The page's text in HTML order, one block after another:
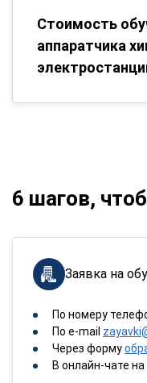
Стоимость
аппаратчика
6 шагов,
Заявка на
По номеру
По e-mail
Через форму
В онлайн-чате на